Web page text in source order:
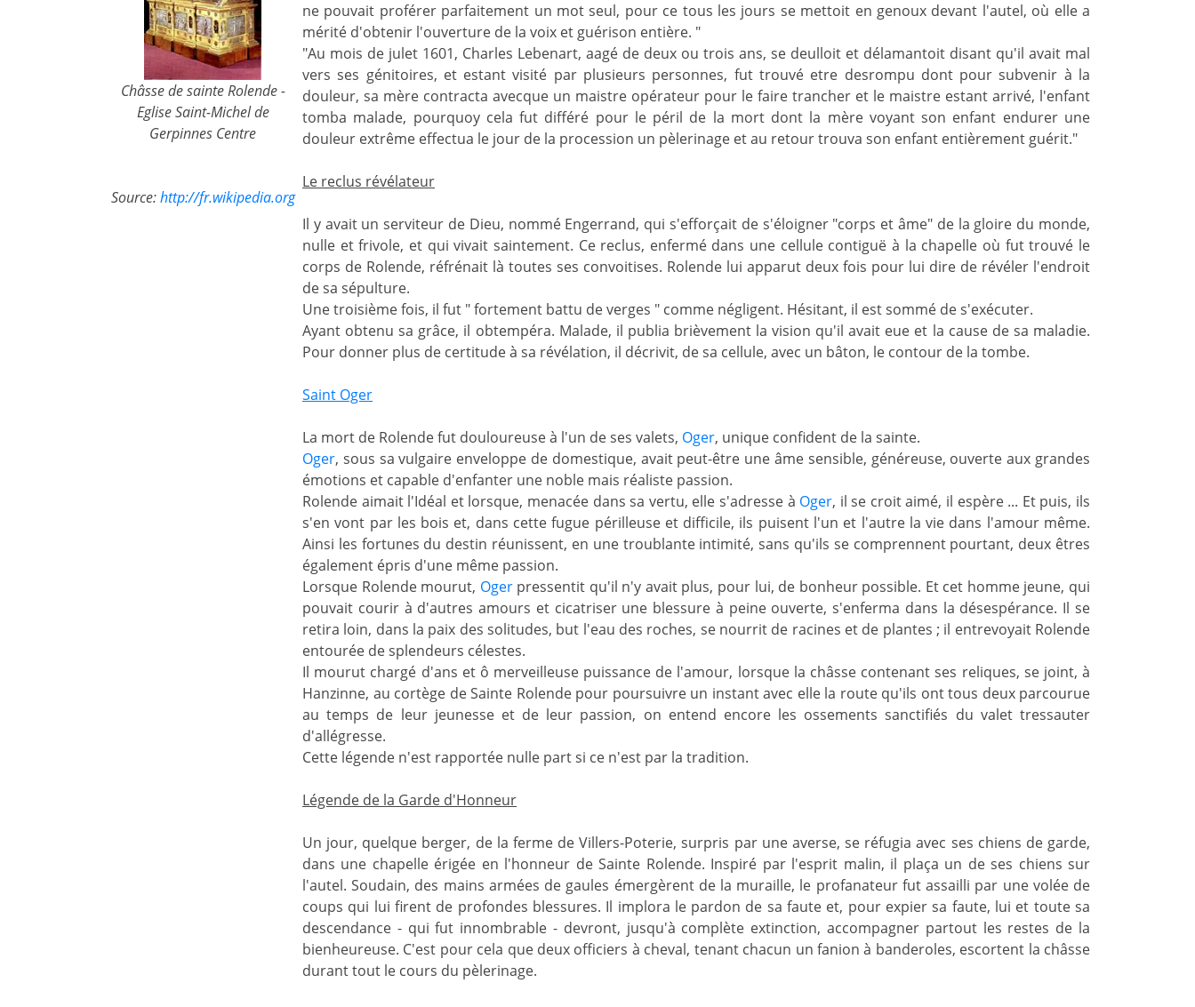
Châsse de sainte Rolende -
Eglise Saint-Michel de
Gerpinnes Centre
Source:http://fr.wikipedia.org
ne pouvait proférer parfaitement un mot seul, pour ce tous les jours se mettoit en genoux devant l'autel, où elle a
mérité d'obtenir l'ouverture de la voix et guérison entière. "
"Au mois de julet 1601, Charles Lebenart, aagé de deux ou trois ans, se deulloit et délamantoit disant qu'il avait mal
vers ses génitoires, et estant visité par plusieurs personnes, fut trouvé etre desrompu dont pour subvenir à la
douleur, sa mère contracta avecque un maistre opérateur pour le faire trancher et le maistre estant arrivé, l'enfant
tomba malade, pourquoy cela fut différé pour le péril de la mort dont la mère voyant son enfant endurer une
douleur extrême effectua le jour de la procession un pèlerinage et au retour trouva son enfant entièrement guérit."
Le reclus révélateur
Il y avait un serviteur de Dieu, nommé Engerrand, qui s'efforçait de s'éloigner "corps et âme" de la gloire du monde,
nulle et frivole, et qui vivait saintement. Ce reclus, enfermé dans une cellule contiguë à la chapelle où fut trouvé le
corps de Rolende, réfrénait là toutes ses convoitises. Rolende lui apparut deux fois pour lui dire de révéler l'endroit
de sa sépulture.
Une troisième fois, il fut " fortement battu de verges " comme négligent. Hésitant, il est sommé de s'exécuter.
Ayant obtenu sa grâce, il obtempéra. Malade, il publia brièvement la vision qu'il avait eue et la cause de sa maladie.
Pour donner plus de certitude à sa révélation, il décrivit, de sa cellule, avec un bâton, le contour de la tombe.
Saint Oger
La mort de Rolende fut douloureuse à l'un de ses valets, Oger, unique confident de la sainte.
Oger, sous sa vulgaire enveloppe de domestique, avait peut-être une âme sensible, généreuse, ouverte aux grandes
émotions et capable d'enfanter une noble mais réaliste passion.
Rolende aimait l'Idéal et lorsque, menacée dans sa vertu, elle s'adresse à Oger, il se croit aimé, il espère ... Et puis, ils
s'en vont par les bois et, dans cette fugue périlleuse et difficile, ils puisent l'un et l'autre la vie dans l'amour même.
Ainsi les fortunes du destin réunissent, en une troublante intimité, sans qu'ils se comprennent pourtant, deux êtres
également épris d'une même passion.
Lorsque Rolende mourut, Ogerpressentit qu'il n'y avait plus, pour lui, de bonheur possible. Et cet homme jeune, qui
pouvait courir à d'autres amours et cicatriser une blessure à peine ouverte, s'enferma dans la désespérance. Il se
retira loin, dans la paix des solitudes, but l'eau des roches, se nourrit de racines et de plantes ; il entrevoyait Rolende
entourée de splendeurs célestes.
Il mourut chargé d'ans et ô merveilleuse puissance de l'amour, lorsque la châsse contenant ses reliques, se joint, à
Hanzinne, au cortège de Sainte Rolende pour poursuivre un instant avec elle la route qu'ils ont tous deux parcourue
au temps de leur jeunesse et de leur passion, on entend encore les ossements sanctifiés du valet tressauter
d'allégresse.
Cette légende n'est rapportée nulle part si ce n'est par la tradition.
Légende de la Garde d'Honneur
Un jour, quelque berger, de la ferme de Villers-Poterie, surpris par une averse, se réfugia avec ses chiens de garde,
dans une chapelle érigée en l'honneur de Sainte Rolende. Inspiré par l'esprit malin, il plaça un de ses chiens sur
l'autel. Soudain, des mains armées de gaules émergèrent de la muraille, le profanateur fut assailli par une volée de
coups qui lui firent de profondes blessures. Il implora le pardon de sa faute et, pour expier sa faute, lui et toute sa
descendance - qui fut innombrable - devront, jusqu'à complète extinction, accompagner partout les restes de la
bienheureuse. C'est pour cela que deux officiers à cheval, tenant chacun un fanion à banderoles, escortent la châsse
durant tout le cours du pèlerinage.